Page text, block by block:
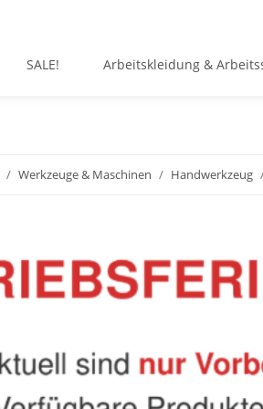
SALE! Arbeitskleidung &
Werkzeuge & Maschinen Handwerkzeug